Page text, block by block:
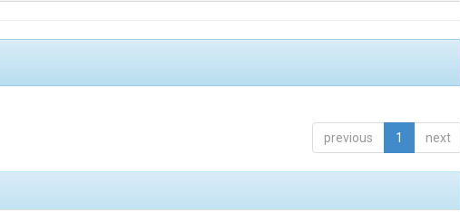
previous 1 next